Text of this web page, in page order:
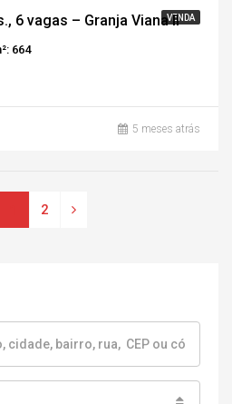
VENDA
6 vagas – Granja Viana II
664
5 meses atrás
2